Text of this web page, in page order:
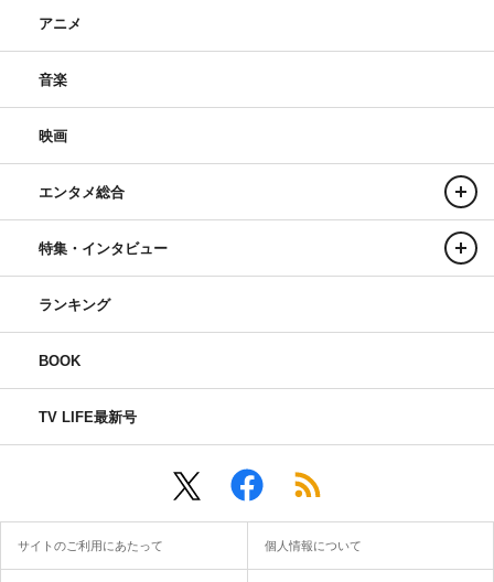
アニメ
音楽
映画
エンタメ総合
特集・インタビュー
ランキング
BOOK
TV LIFE最新号
サイトのご利用にあたって 個人情報について